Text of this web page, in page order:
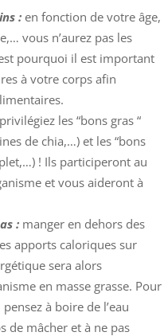
: en fonction de votre âge,
vous n’aurez pas les
pourquoi il est important
à votre corps afin
privilégiez les “bons gras “
de chia,…) et les “bons
! Ils participeront au
et vous aideront à
: manger en dehors des
apports caloriques sur
sera alors
en masse grasse. Pour
à boire de l’eau
de mâcher et à ne pas